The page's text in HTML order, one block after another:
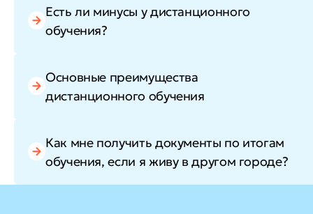
Есть ли минусы у дистанционного
обучения?
Основные преимущества
дистанционного обучения
Как мне получить документы по итогам
обучения, если я живу в другом городе?